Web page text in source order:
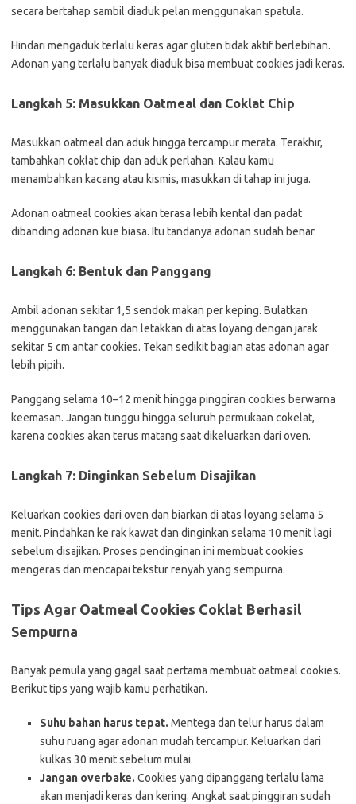
secara bertahap sambil diaduk pelan menggunakan spatula.
Hindari mengaduk terlalu keras agar gluten tidak aktif berlebihan.
Adonan yang terlalu banyak diaduk bisa membuat cookies jadi keras.
Langkah 5: Masukkan Oatmeal dan Coklat Chip
Masukkan oatmeal dan aduk hingga tercampur merata. Terakhir,
tambahkan coklat chip dan aduk perlahan. Kalau kamu
menambahkan kacang atau kismis, masukkan di tahap ini juga.
Adonan oatmeal cookies akan terasa lebih kental dan padat
dibanding adonan kue biasa. Itu tandanya adonan sudah benar.
Langkah 6: Bentuk dan Panggang
Ambil adonan sekitar 1,5 sendok makan per keping. Bulatkan
menggunakan tangan dan letakkan di atas loyang dengan jarak
sekitar 5 cm antar cookies. Tekan sedikit bagian atas adonan agar
lebih pipih.
Panggang selama 10–12 menit hingga pinggiran cookies berwarna
keemasan. Jangan tunggu hingga seluruh permukaan cokelat,
karena cookies akan terus matang saat dikeluarkan dari oven.
Langkah 7: Dinginkan Sebelum Disajikan
Keluarkan cookies dari oven dan biarkan di atas loyang selama 5
menit. Pindahkan ke rak kawat dan dinginkan selama 10 menit lagi
sebelum disajikan. Proses pendinginan ini membuat cookies
mengeras dan mencapai tekstur renyah yang sempurna.
Tips Agar Oatmeal Cookies Coklat Berhasil
Sempurna
Banyak pemula yang gagal saat pertama membuat oatmeal cookies.
Berikut tips yang wajib kamu perhatikan.
Suhu bahan harus tepat. Mentega dan telur harus dalam
suhu ruang agar adonan mudah tercampur. Keluarkan dari
kulkas 30 menit sebelum mulai.
Jangan overbake. Cookies yang dipanggang terlalu lama
akan menjadi keras dan kering. Angkat saat pinggiran sudah